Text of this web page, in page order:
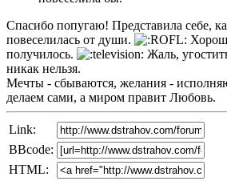
Спасибо попугаю! Представила себе,
повеселилась от души.
получилось.
Жаль,
никак нельзя.
Мечты - сбываются, желания -
делаем сами, а миром правит Любовь.
Link:
BBcode:
HTML: